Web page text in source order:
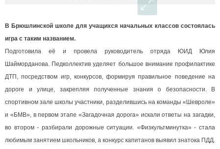
В Брюшлинской школе для учащихся начальных классов состоялась
игра с таким названием.
Подготовила её и провела руководитель отряда ЮИД Юлия
Шайморданова. Педколлектив уделяет большое внимание профилактике
ДТП, посредством игр, конкурсов, формируя правильное поведение на
дороге и улице, закрепляя полученные знания о безопасности. В
спортивном зале школы участники, разделившись на команды «Шевроле»
и «БМВ», в первом этапе «Загадочная дорога» искали ответы на загадки,
во втором - разбирали дорожные ситуации. «Физкультминутка» - стала
любимым занятием школьников, а конкурс капитанов выявил знатока ПДД.